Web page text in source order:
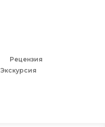
Рецензия
Экскурсия